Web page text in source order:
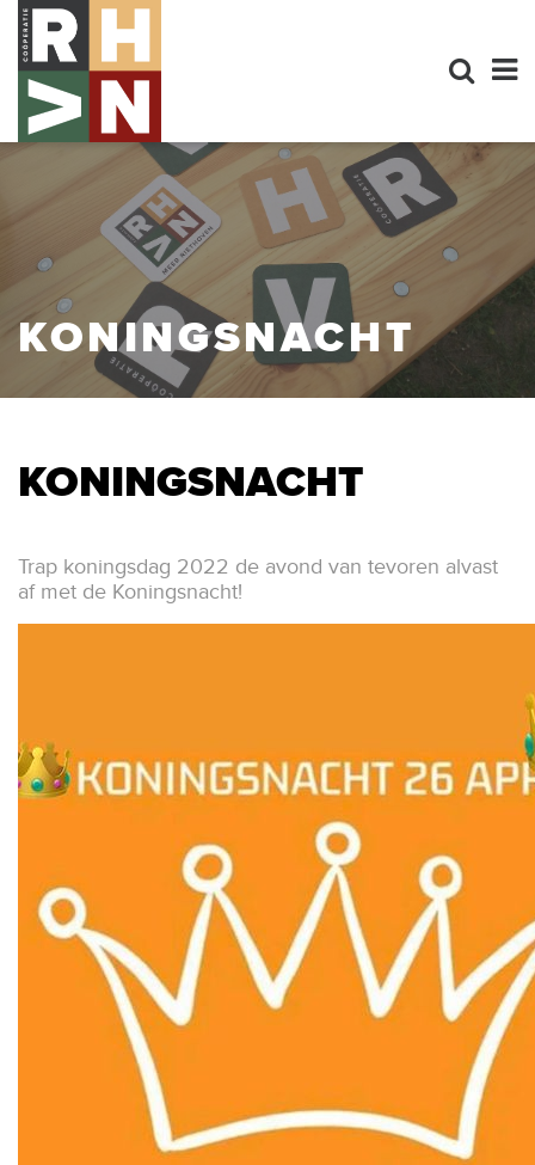
KONINGSNACHT
KONINGSNACHT
Trap koningsdag 2022 de avond van tevoren alvast
af met de Koningsnacht!